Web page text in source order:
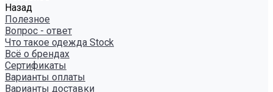
Назад
Полезное
Вопрос - ответ
Что такое одежда Stock
Всё о брендах
Сертификаты
Варианты оплаты
Варианты доставки